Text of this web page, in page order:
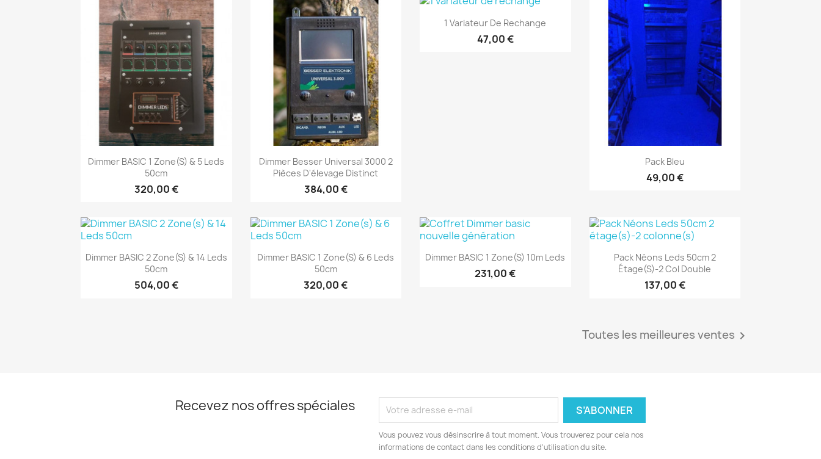
Aperçu rapide
Dimmer BASIC 1 Zone(s) & 5 Leds
50cm
320,00 €
Aperçu rapide
Dimmer Besser Universal 3000 2
Pièces D'élevage Distinct
384,00 €
Aperçu rapide
1 Variateur De Rechange
47,00 €
Aperçu rapide
Pack Bleu
49,00 €
Aperçu rapide
Dimmer BASIC 2 Zone(s) & 14 Leds
50cm
504,00 €
Aperçu rapide
Dimmer BASIC 1 Zone(s) & 6 Leds
50cm
320,00 €
Aperçu rapide
Dimmer BASIC 1 Zone(s) 10m Leds
231,00 €
Aperçu rapide
Pack Néons Leds 50cm 2
Étage(s)-2 Col Double
137,00 €
Toutes les meilleures ventes 
Recevez nos offres spéciales
Vous pouvez vous désinscrire à tout moment. Vous trouverez pour cela nos
informations de contact dans les conditions d'utilisation du site.